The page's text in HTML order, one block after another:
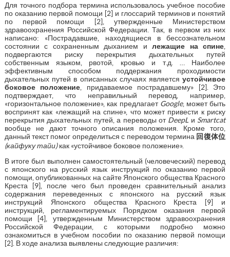
Для точного подбора термина использовалось учебное пособие
по оказанию первой помощи [2] и глоссарий терминов и понятий
по первой помощи [2], утвержденные Министерством
здравоохранения Российской Федерации. Так, в первом из них
написано: «Пострадавшие, находящиеся в бессознательном
состоянии с сохраненным дыханием илежащие на спине
подвергаются риску перекрытия дыхательных путей
собственным языком, рвотой, кровью и т.д. … Наиболее
эффективным способом поддержания проходимости
дыхательных путей в описанных случаях являетсяустойчивое
боковое положение , придаваемое пострадавшему» [2]. Это
подтверждает, что неправильный перевод, например,
«горизонтальное положение», как предлагает Google, может быть
воспринят как «лежащий на спине», что может привести к риску
перекрытия дыхательных путей, а переводы от DeepL и Smartcat
вообще не дают точного описания положения. Кроме того,
данный текст помог определиться с переводом термина 回復体位
(кайфуку тайи)как «устойчивое боковое положение».
В итоге был выполнен самостоятельный (человеческий) перевод
с японского на русский язык инструкций по оказанию первой
помощи, опубликованных на сайте Японского общества Красного
Креста [9], после чего был проведен сравнительный анализ
содержания переведенных с японского на русский язык
инструкций Японского общества Красного Креста [9] и
инструкций, регламентируемых Порядком оказания первой
помощи [4], утвержденным Министерством здравоохранения
Российской Федерации, с которыми подробно можно
ознакомиться в учебном пособии по оказанию первой помощи
[2]. В ходе анализа выявлены следующие различия: